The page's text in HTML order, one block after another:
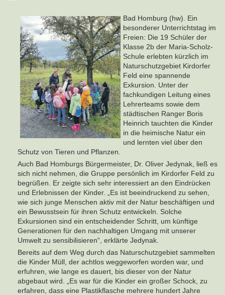
Bad Homburg (hw). Ein
besonderer Unterrichtstag im
Freien: Die 19 Schüler der
Klasse 2b der Maria-Scholz-
Schule erlebten kürzlich im
Naturschutzgebiet Kirdorfer
Feld eine spannende
Exkursion. Unter der
fachkundigen Leitung eines
Lehrerteams sowie dem
städtischen Ranger Boris
Heinrich tauchten die Kinder
in die heimische Natur ein
und lernten viel über den
Schutz von Tieren und Pflanzen.
Auch Bad Homburgs Bürgermeister, Dr. Oliver Jedynak, ließ es
sich nicht nehmen, die Gruppe persönlich im Kirdorfer Feld zu
begrüßen. Er zeigte sich sehr interessiert an den Eindrücken
und Erlebnissen der Kinder. „Es ist beeindruckend zu sehen,
wie sich junge Menschen aktiv mit der Natur beschäftigen und
ein Bewusstsein für ihren Schutz entwickeln. Solche
Exkursionen sind ein entscheidender Schritt, um künftige
Generationen für den nachhaltigen Umgang mit unserer
Umwelt zu sensibilisieren“, erklärte Jedynak.
Bereits auf dem Weg durch das Naturschutzgebiet sammelten
die Kinder Müll, der achtlos weggeworfen worden war, und
erfuhren, wie lange es dauert, bis dieser von der Natur
abgebaut wird. „Es war für die Kinder ein großer Schock, zu
erfahren, dass eine Plastikflasche mehrere hundert Jahre